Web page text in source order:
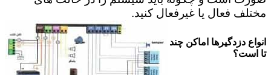
مختلف فعال یا غیرفعال کنید.
انواع دزدگیرها اماکن چند
تا است؟